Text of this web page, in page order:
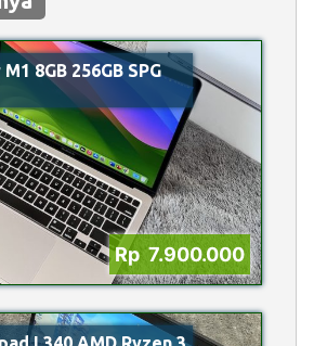
8GB 256GB SPG
Rp 7.900.000